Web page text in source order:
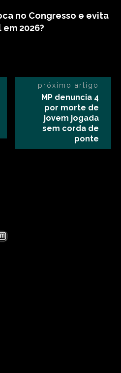
no Congresso e evita
2026?
próximo artigo
MP denuncia 4
por morte de
jovem jogada
sem corda de
ponte